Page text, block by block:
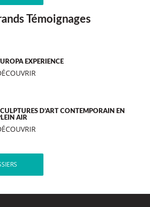
Témoignages
EXPERIENCE
D’ART CONTEMPORAIN EN
AIR